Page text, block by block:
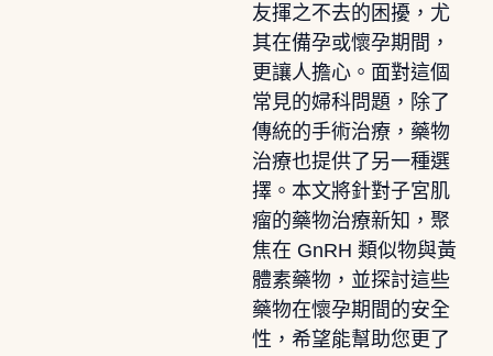
友揮之不去的困擾，尤
其在備孕或懷孕期間，
更讓人擔心。面對這個
常見的婦科問題，除了
傳統的手術治療，藥物
治療也提供了另一種選
擇。本文將針對子宮肌
瘤的藥物治療新知，聚
焦在 GnRH 類似物與黃
體素藥物，並探討這些
藥物在懷孕期間的安全
性，希望能幫助您更了